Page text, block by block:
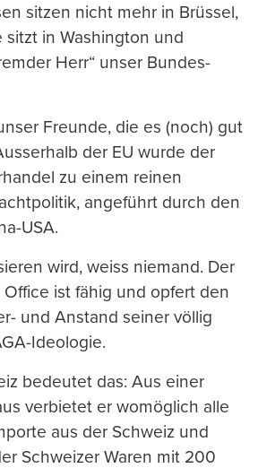
sitzen nicht mehr in Brüssel,
in Washington und
Herr“ unser Bundes-
Freunde, die es (noch) gut
der EU wurde der
zu einem reinen
angeführt durch den
USA.
wird, weiss niemand. Der
Office ist fähig und opfert den
und Anstand seiner völlig
Ideologie.
bedeutet das: Aus einer
verbietet er womöglich alle
aus der Schweiz und
Schweizer Waren mit 200